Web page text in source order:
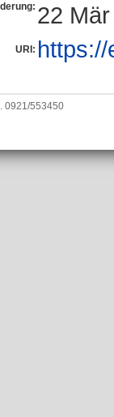
22
URI:
0921/553450